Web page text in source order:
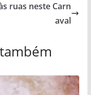
ruas neste Carn
aval